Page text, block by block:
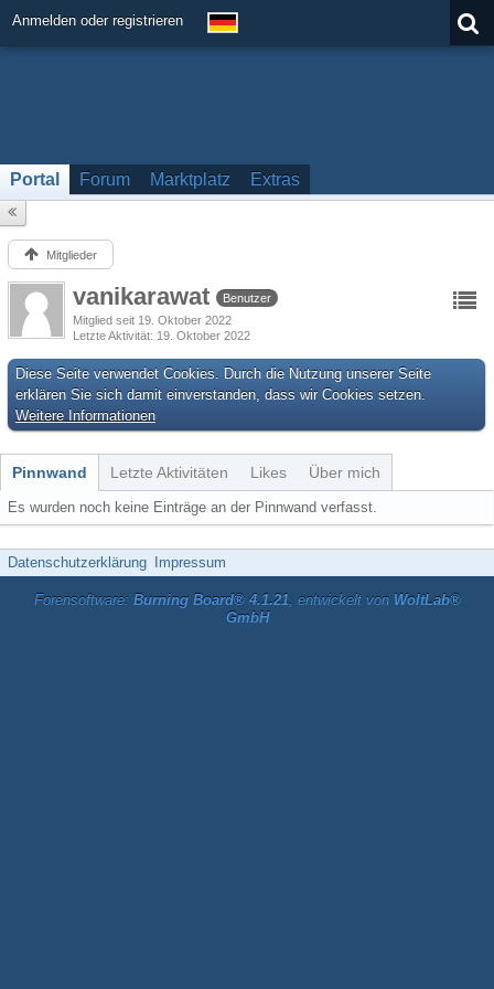
Anmelden oder registrieren
Portal Forum Marktplatz Extras
Mitglieder
vanikarawat
Benutzer
Mitglied seit 19. Oktober 2022
Letzte Aktivität 19. Oktober 2022
Diese Seite verwendet Cookies. Durch die Nutzung unserer Seite
erklären Sie sich damit einverstanden, dass wir Cookies setzen.
Weitere Informationen
Pinnwand Letzte Aktivitäten Likes Über mich
Es wurden noch keine Einträge an der Pinnwand verfasst.
Datenschutzerklärung Impressum
Forensoftware: Burning Board® 4.1.21, entwickelt von WoltLab®
GmbH